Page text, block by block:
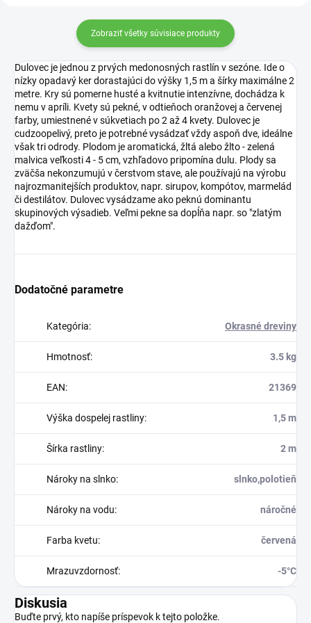
Zobraziť všetky súvisiace produkty
Dulovec je jednou z prvých medonosných rastlín v sezóne. Ide o
nízky opadavý ker dorastajúci do výšky 1,5 m a šírky maximálne 2
metre. Kry sú pomerne husté a kvitnutie intenzívne, dochádza k
nemu v apríli. Kvety sú pekné, v odtieňoch oranžovej a červenej
farby, umiestnené v súkvetiach po 2 až 4 kvety. Dulovec je
cudzoopelivý, preto je potrebné vysádzať vždy aspoň dve, ideálne
však tri odrody. Plodom je aromatická, žltá alebo žlto - zelená
malvica veľkosti 4 - 5 cm, vzhľadovo pripomína dulu. Plody sa
zväčša nekonzumujú v čerstvom stave, ale používajú na výrobu
najrozmanitejších produktov, napr. sirupov, kompótov, marmelád
či destilátov. Dulovec vysádzame ako peknú dominantu
skupinových výsadieb. Veľmi pekne sa dopĺňa napr. so "zlatým
dažďom".
Dodatočné parametre
Kategória: Okrasné dreviny
Hmotnosť: 3.5 kg
EAN: 21369
Výška dospelej rastliny: 1,5 m
Šírka rastliny: 2 m
Nároky na slnko: slnko,polotieň
Nároky na vodu: náročné
Farba kvetu: červená
Mrazuvzdornosť: -5°C
Diskusia
Buďte prvý, kto napíše príspevok k tejto položke.